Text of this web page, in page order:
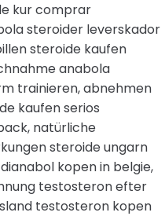
kur comprar
steroider leverskador
steroide kaufen
anabola
trainieren, abnehmen
kaufen serios
natürliche
steroide ungarn
kopen in belgie,
testosteron efter
testosteron kopen